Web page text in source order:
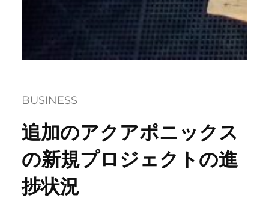
BUSINESS
追加のアクアポニックス
の新規プロジェクトの進
捗状況